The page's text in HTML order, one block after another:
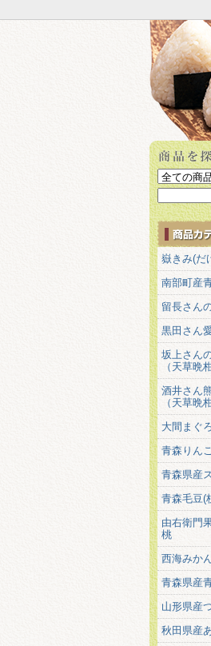
嶽きみ(だ
南部町産
留長さん
黒田さん
坂上さん
（天草晩
酒井さん
（天草晩
大間まぐ
青森りん
青森県産
青森毛豆(
由右衛門
桃
西海みか
青森県産
山形県産
秋田県産